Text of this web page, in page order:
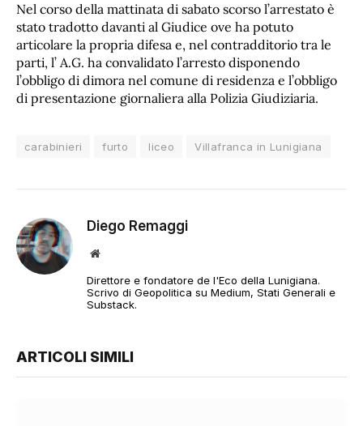
Nel corso della mattinata di sabato scorso l’arrestato è
stato tradotto davanti al Giudice ove ha potuto
articolare la propria difesa e, nel contradditorio tra le
parti, l’ A.G. ha convalidato l’arresto disponendo
l’obbligo di dimora nel comune di residenza e l’obbligo
di presentazione giornaliera alla Polizia Giudiziaria.
carabinieri furto liceo Villafranca in Lunigiana
Diego Remaggi
Sito
Direttore e fondatore de l'Eco della Lunigiana.
Scrivo di Geopolitica su Medium, Stati Generali e
Substack.
ARTICOLI SIMILI